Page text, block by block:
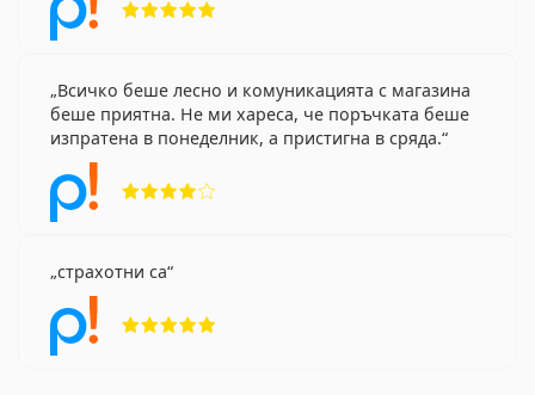
Всичко беше лесно и комуникацията с магазина
беше приятна. Не ми хареса, че поръчката беше
изпратена в понеделник, а пристигна в сряда.
страхотни са